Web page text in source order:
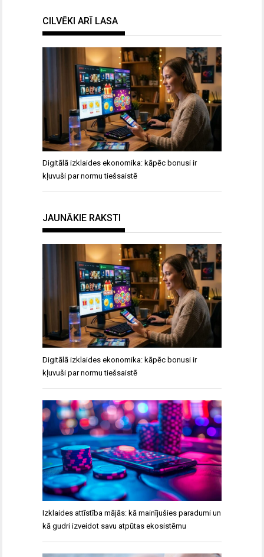
CILVĒKI ARĪ LASA
Digitālā izklaides ekonomika: kāpēc bonusi ir
kļuvuši par normu tiešsaistē
JAUNĀKIE RAKSTI
Digitālā izklaides ekonomika: kāpēc bonusi ir
kļuvuši par normu tiešsaistē
Izklaides attīstība mājās: kā mainījušies paradumi un
kā gudri izveidot savu atpūtas ekosistēmu